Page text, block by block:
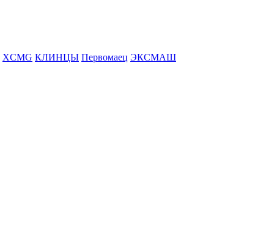
XCMG КЛИНЦЫ Первомаец ЭКСМАШ